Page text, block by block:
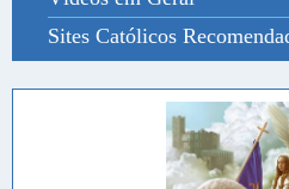
Sites Católicos